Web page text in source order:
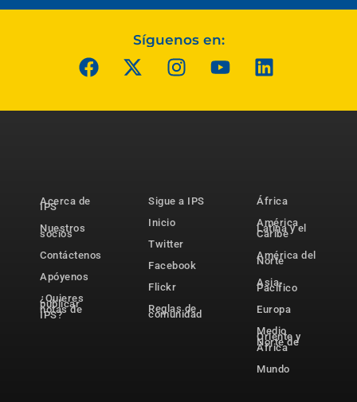
Síguenos en:
Acerca de
IPS
Nuestros
socios
Contáctenos
Apóyenos
¿Quieres
publicar
notas de
IPS?
Sigue a IPS
Inicio
Twitter
Facebook
Flickr
Reglas de
comunidad
África
América
Latina y el
Caribe
América del
Norte
Asia-
Pacífico
Europa
Medio
Oriente y
Norte de
África
Mundo